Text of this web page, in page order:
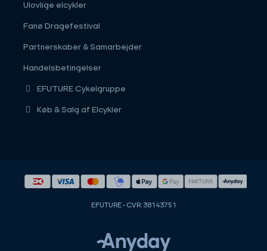
Ulovlige elcykler
Fanø Dragefestival
Partnerskaber & Samarbejder
Handelsbetingelser
EFUTURE Cykelgruppe
Køb & Salg af Elcykler
EFUTURE - CVR: 38143751